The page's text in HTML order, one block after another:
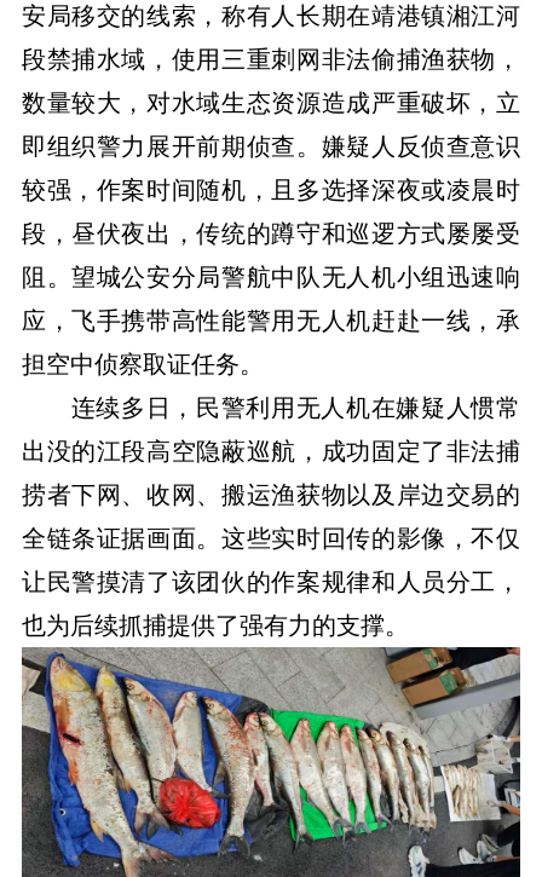
安局移交的线索，称有人长期在靖港镇湘江河
段禁捕水域，使用三重刺网非法偷捕渔获物，
数量较大，对水域生态资源造成严重破坏，立
即组织警力展开前期侦查。嫌疑人反侦查意识
较强，作案时间随机，且多选择深夜或凌晨时
段，昼伏夜出，传统的蹲守和巡逻方式屡屡受
阻。望城公安分局警航中队无人机小组迅速响
应，飞手携带高性能警用无人机赶赴一线，承
担空中侦察取证任务。
连续多日，民警利用无人机在嫌疑人惯常
出没的江段高空隐蔽巡航，成功固定了非法捕
捞者下网、收网、搬运渔获物以及岸边交易的
全链条证据画面。这些实时回传的影像，不仅
让民警摸清了该团伙的作案规律和人员分工，
也为后续抓捕提供了强有力的支撑。